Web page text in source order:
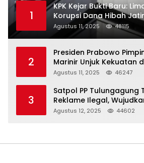
1
KPK Kejar Bukti Baru:
Korupsi Dana Hibah
Trenggalek
Agustus 11, 2025 48115
2
Presiden Prabowo
Marinir Unjuk Kekuatan
Struktur Baru
Agustus 11, 2025 46247
3
Satpol PP Tulungagung
Reklame Ilegal,
dan Indah
Agustus 12, 2025 44602